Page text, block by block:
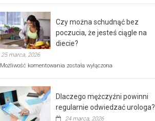
bezpłatna
akcja
profilaktyczna
w
już
kwietnia!
Czy można schudnąć bez
poczucia, że jesteś ciągle na
diecie?
25 marca, 2026
Możliwość komentowania Czy
poczucia,
że
została wyłączona
Dlaczego mężczyźni powinni
regularnie odwiedzać urologa?
24 marca, 2026